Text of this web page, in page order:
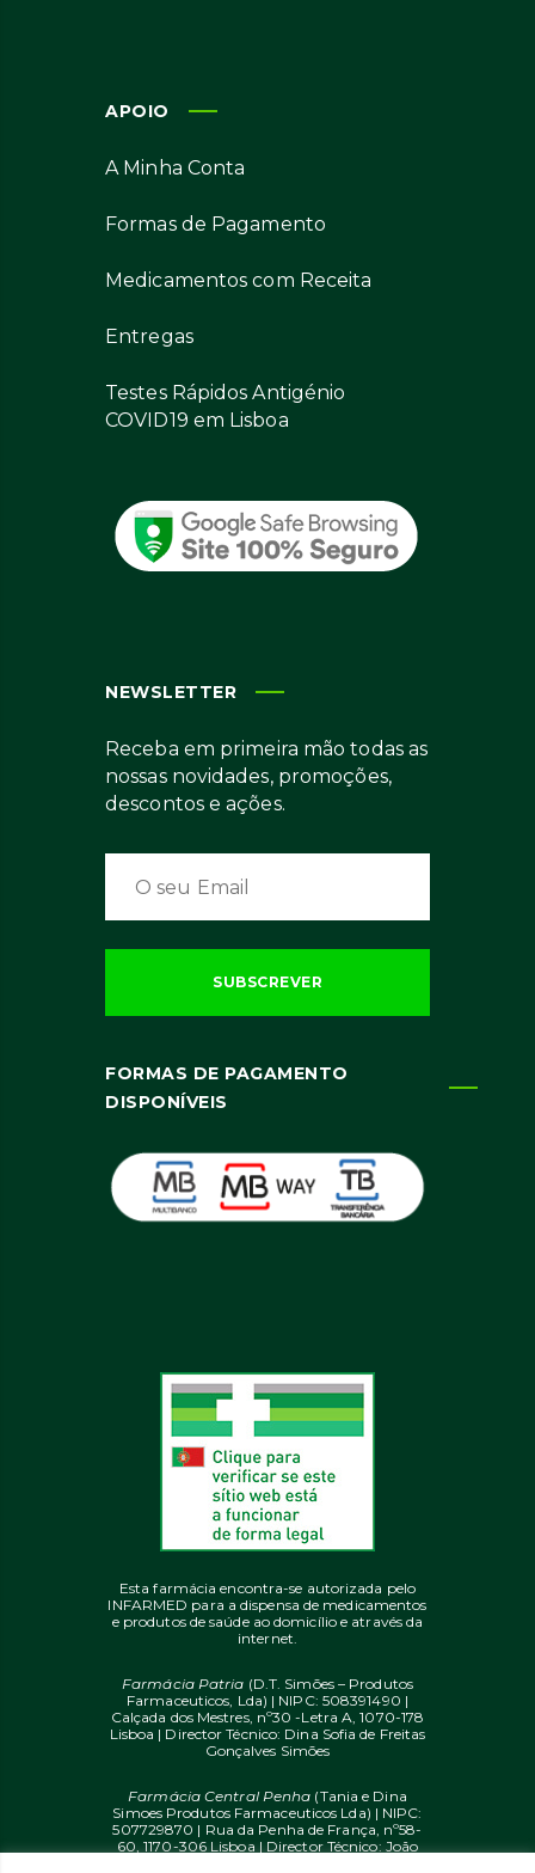
APOIO
A Minha Conta
Formas de Pagamento
Medicamentos com Receita
Entregas
Testes Rápidos Antigénio
COVID19 em Lisboa
NEWSLETTER
Receba em primeira mão todas as
nossas novidades, promoções,
descontos e ações.
FORMAS DE PAGAMENTO
DISPONÍVEIS
Esta farmácia encontra-se autorizada pelo
INFARMED para a dispensa de medicamentos
e produtos de saúde ao domicílio e através da
internet.
Farmácia Patria (D.T. Simões – Produtos
Farmaceuticos, Lda) | NIPC: 508391490 |
Calçada dos Mestres, nº30 -Letra A, 1070-178
Lisboa | Director Técnico: Dina Sofia de Freitas
Gonçalves Simões
Farmácia Central Penha (Tania e Dina
Simoes Produtos Farmaceuticos Lda) | NIPC:
507729870 | Rua da Penha de França, nº58-
60, 1170-306 Lisboa | Director Técnico: João